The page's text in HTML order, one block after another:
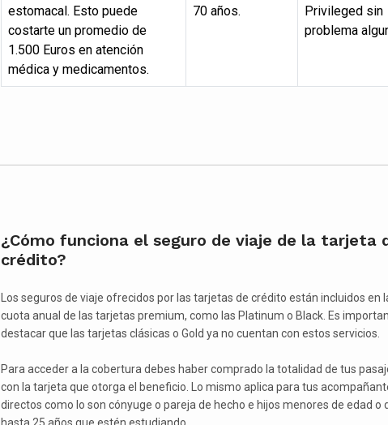
estomacal. Esto puede
costarte un promedio de
1.500 Euros en atención
médica y medicamentos.
70 años.
Privileged sin
problema
¿Cómo funciona el seguro de viaje de la tarjeta
crédito?
Los seguros de viaje ofrecidos por las tarjetas de crédito están incluidos en
cuota anual de las tarjetas premium, como las Platinum o Black. Es
destacar que las tarjetas clásicas o Gold ya no cuentan con estos servicios.
Para acceder a la cobertura debes haber comprado la totalidad de tus
con la tarjeta que otorga el beneficio. Lo mismo aplica para tus
directos como lo son cónyuge o pareja de hecho e hijos menores de edad o